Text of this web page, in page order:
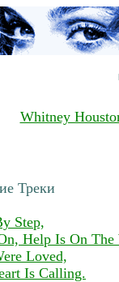
Whitney
Треки
Step,
Help Is On The
Loved,
Is Calling.